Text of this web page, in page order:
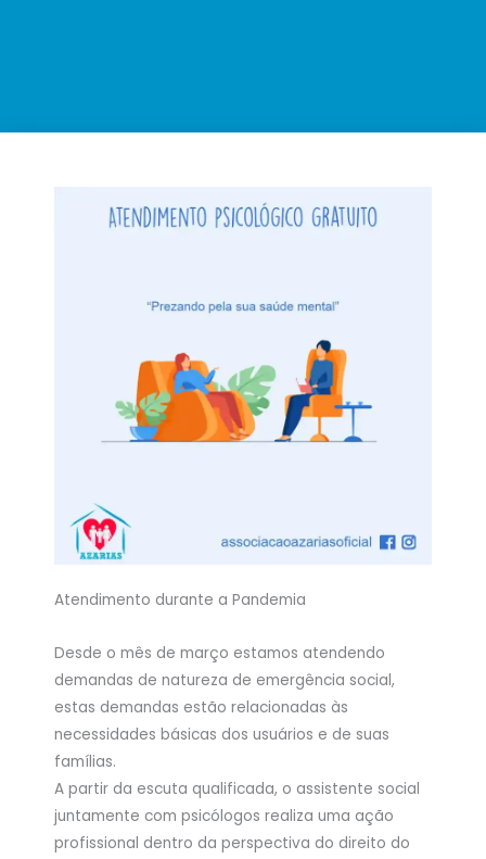
Atendimento durante a Pandemia
Desde o mês de março estamos atendendo
demandas de natureza de emergência social,
estas demandas estão relacionadas às
necessidades básicas dos usuários e de suas
famílias.
A partir da escuta qualificada, o assistente social
juntamente com psicólogos realiza uma ação
profissional dentro da perspectiva do direito do